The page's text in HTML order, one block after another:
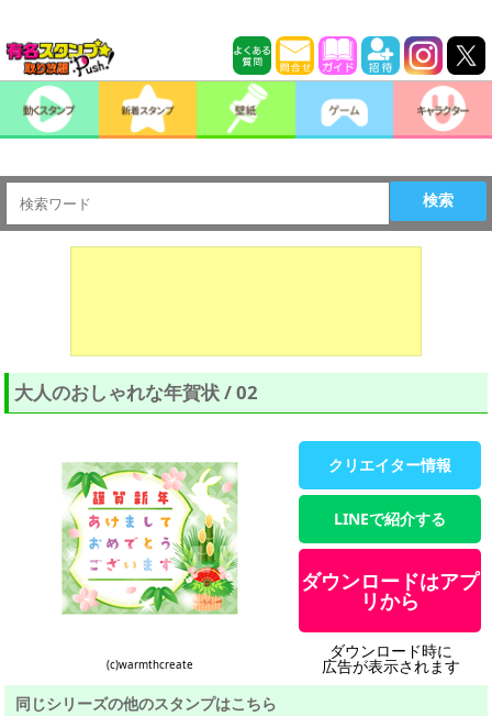
検索
大人のおしゃれな年賀状 / 02
(c)warmthcreate
クリエイター情報
LINEで紹介する
ダウンロードはアプ
リから
ダウンロード時に
広告が表示されます
同じシリーズの他のスタンプはこちら